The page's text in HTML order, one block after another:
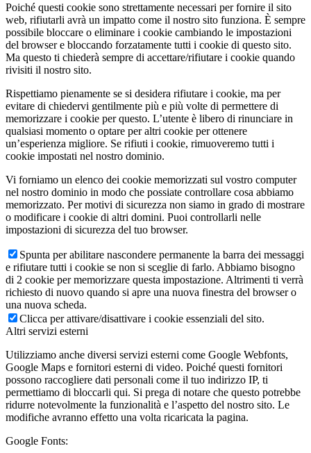
Poiché questi cookie sono strettamente necessari per fornire il sito
web, rifiutarli avrà un impatto come il nostro sito funziona. È sempre
possibile bloccare o eliminare i cookie cambiando le impostazioni
del browser e bloccando forzatamente tutti i cookie di questo sito.
Ma questo ti chiederà sempre di accettare/rifiutare i cookie quando
rivisiti il nostro sito.
Rispettiamo pienamente se si desidera rifiutare i cookie, ma per
evitare di chiedervi gentilmente più e più volte di permettere di
memorizzare i cookie per questo. L’utente è libero di rinunciare in
qualsiasi momento o optare per altri cookie per ottenere
un’esperienza migliore. Se rifiuti i cookie, rimuoveremo tutti i
cookie impostati nel nostro dominio.
Vi forniamo un elenco dei cookie memorizzati sul vostro computer
nel nostro dominio in modo che possiate controllare cosa abbiamo
memorizzato. Per motivi di sicurezza non siamo in grado di mostrare
o modificare i cookie di altri domini. Puoi controllarli nelle
impostazioni di sicurezza del tuo browser.
Spunta per abilitare nascondere permanente la barra dei messaggi
e rifiutare tutti i cookie se non si sceglie di farlo. Abbiamo bisogno
di 2 cookie per memorizzare questa impostazione. Altrimenti ti verrà
richiesto di nuovo quando si apre una nuova finestra del browser o
una nuova scheda.
Clicca per attivare/disattivare i cookie essenziali del sito.
Altri servizi esterni
Utilizziamo anche diversi servizi esterni come Google Webfonts,
Google Maps e fornitori esterni di video. Poiché questi fornitori
possono raccogliere dati personali come il tuo indirizzo IP, ti
permettiamo di bloccarli qui. Si prega di notare che questo potrebbe
ridurre notevolmente la funzionalità e l’aspetto del nostro sito. Le
modifiche avranno effetto una volta ricaricata la pagina.
Google Fonts: